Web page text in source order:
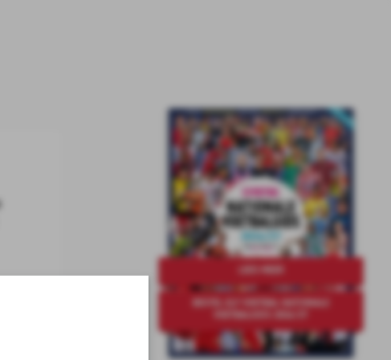
BESTEL ELF VOETBAL NATIONALE